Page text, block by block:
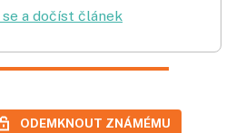
a dočíst článek
ODEMKNOUT ZNÁMÉMU